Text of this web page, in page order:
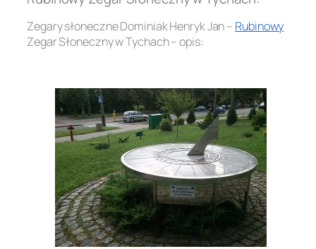
Zegary słoneczne Dominiak Henryk Jan – Rubinowy
Zegar Słoneczny w Tychach – opis: